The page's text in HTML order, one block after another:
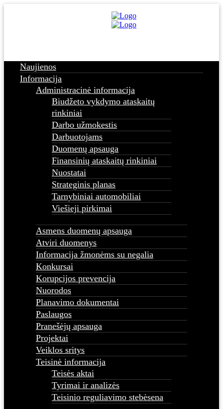
Naujienos
Informacija
Administracinė informacija
Biudžeto vykdymo ataskaitų
rinkiniai
Darbo užmokestis
Darbuotojams
Duomenų apsauga
Finansinių ataskaitų rinkiniai
Nuostatai
Strateginis planas
Tarnybiniai automobiliai
Viešieji pirkimai
Asmens duomenų apsauga
Atviri duomenys
Informacija žmonėms su negalia
Konkursai
Korupcijos prevencija
Nuorodos
Planavimo dokumentai
Paslaugos
Pranešėjų apsauga
Projektai
Veiklos sritys
Teisinė informacija
Teisės aktai
Tyrimai ir analizės
Teisinio reguliavimo stebėsena